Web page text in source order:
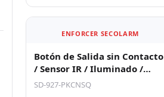
ENFORCER SECOLARM
Botón de Salida sin Contacto
/ Sensor IR / Iluminado /
Normalmente Abierto y Cer
SD-927-PKCNSQ